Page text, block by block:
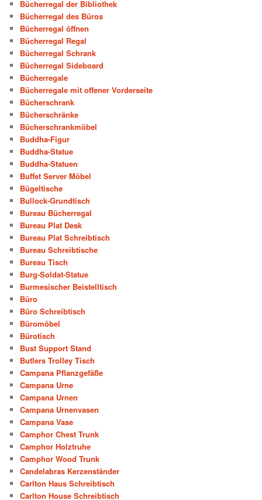
Bücherregal der Bibliothek
Bücherregal des Büros
Bücherregal öffnen
Bücherregal Regal
Bücherregal Schrank
Bücherregal Sideboard
Bücherregale
Bücherregale mit offener Vorderseite
Bücherschrank
Bücherschränke
Bücherschrankmöbel
Buddha-Figur
Buddha-Statue
Buddha-Statuen
Buffet Server Möbel
Bügeltische
Bullock-Grundtisch
Bureau Bücherregal
Bureau Plat Desk
Bureau Plat Schreibtisch
Bureau Schreibtische
Bureau Tisch
Burg-Soldat-Statue
Burmesischer Beistelltisch
Büro
Büro Schreibtisch
Büromöbel
Bürotisch
Bust Support Stand
Butlers Trolley Tisch
Campana Pflanzgefäße
Campana Urne
Campana Urnen
Campana Urnenvasen
Campana Vase
Camphor Chest Trunk
Camphor Holztruhe
Camphor Wood Trunk
Candelabras Kerzenständer
Carlton Haus Schreibtisch
Carlton House Schreibtisch